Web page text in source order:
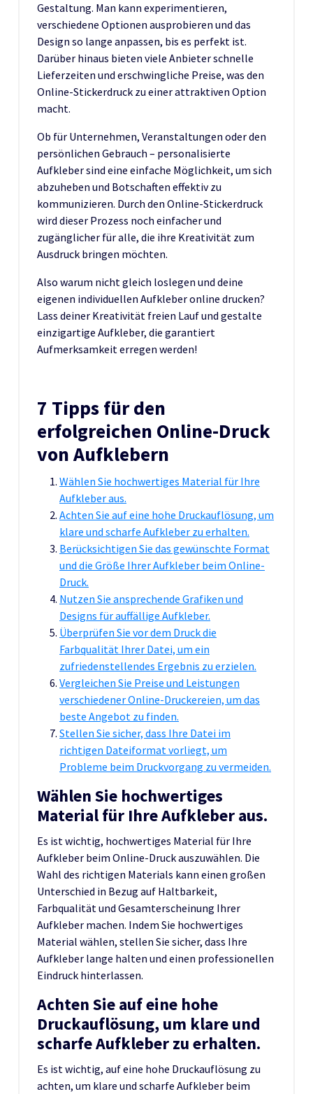
Gestaltung. Man kann experimentieren,
verschiedene Optionen ausprobieren und das
Design so lange anpassen, bis es perfekt ist.
Darüber hinaus bieten viele Anbieter schnelle
Lieferzeiten und erschwingliche Preise, was den
Online-Stickerdruck zu einer attraktiven Option
macht.
Ob für Unternehmen, Veranstaltungen oder den
persönlichen Gebrauch – personalisierte
Aufkleber sind eine einfache Möglichkeit, um sich
abzuheben und Botschaften effektiv zu
kommunizieren. Durch den Online-Stickerdruck
wird dieser Prozess noch einfacher und
zugänglicher für alle, die ihre Kreativität zum
Ausdruck bringen möchten.
Also warum nicht gleich loslegen und deine
eigenen individuellen Aufkleber online drucken?
Lass deiner Kreativität freien Lauf und gestalte
einzigartige Aufkleber, die garantiert
Aufmerksamkeit erregen werden!
7 Tipps für den
erfolgreichen Online-Druck
von Aufklebern
Wählen Sie hochwertiges Material für Ihre
Aufkleber aus.
Achten Sie auf eine hohe Druckauflösung, um
klare und scharfe Aufkleber zu erhalten.
Berücksichtigen Sie das gewünschte Format
und die Größe Ihrer Aufkleber beim Online-
Druck.
Nutzen Sie ansprechende Grafiken und
Designs für auffällige Aufkleber.
Überprüfen Sie vor dem Druck die
Farbqualität Ihrer Datei, um ein
zufriedenstellendes Ergebnis zu erzielen.
Vergleichen Sie Preise und Leistungen
verschiedener Online-Druckereien, um das
beste Angebot zu finden.
Stellen Sie sicher, dass Ihre Datei im
richtigen Dateiformat vorliegt, um
Probleme beim Druckvorgang zu vermeiden.
Wählen Sie hochwertiges
Material für Ihre Aufkleber aus.
Es ist wichtig, hochwertiges Material für Ihre
Aufkleber beim Online-Druck auszuwählen. Die
Wahl des richtigen Materials kann einen großen
Unterschied in Bezug auf Haltbarkeit,
Farbqualität und Gesamterscheinung Ihrer
Aufkleber machen. Indem Sie hochwertiges
Material wählen, stellen Sie sicher, dass Ihre
Aufkleber lange halten und einen professionellen
Eindruck hinterlassen.
Achten Sie auf eine hohe
Druckauflösung, um klare und
scharfe Aufkleber zu erhalten.
Es ist wichtig, auf eine hohe Druckauflösung zu
achten, um klare und scharfe Aufkleber beim